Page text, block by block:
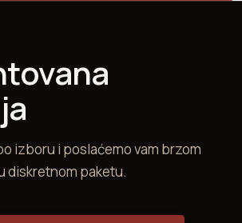
izboru i poslaćemo vam brzom
diskretnom paketu.